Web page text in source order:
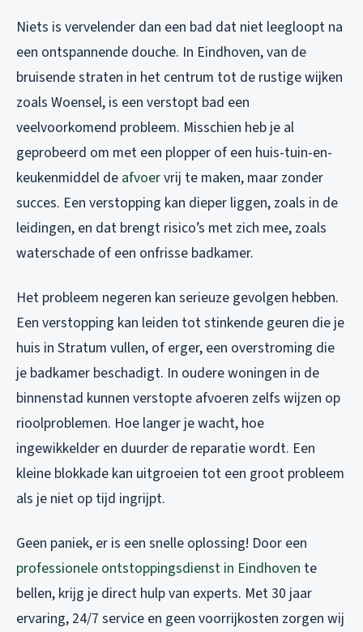
Niets is vervelender dan een bad dat niet leegloopt na
een ontspannende douche. In Eindhoven, van de
bruisende straten in het centrum tot de rustige wijken
zoals Woensel, is een verstopt bad een
veelvoorkomend probleem. Misschien heb je al
geprobeerd om met een plopper of een huis-tuin-en-
keukenmiddel de afvoervrij te maken, maar zonder
succes. Een verstopping kan dieper liggen, zoals in de
leidingen, en dat brengt risico’s met zich mee, zoals
waterschade of een onfrisse badkamer.
Het probleem negeren kan serieuze gevolgen hebben.
Een verstopping kan leiden tot stinkende geuren die je
huis in Stratum vullen, of erger, een overstroming die
je badkamer beschadigt. In oudere woningen in de
binnenstad kunnen verstopte afvoeren zelfs wijzen op
rioolproblemen. Hoe langer je wacht, hoe
ingewikkelder en duurder de reparatie wordt. Een
kleine blokkade kan uitgroeien tot een groot probleem
als je niet op tijd ingrijpt.
Geen paniek, er is een snelle oplossing! Door een
professionele ontstoppingsdienst in Eindhoven te
bellen, krijg je direct hulp van experts. Met 30 jaar
ervaring, 24/7 service en geen voorrijkosten zorgen wij